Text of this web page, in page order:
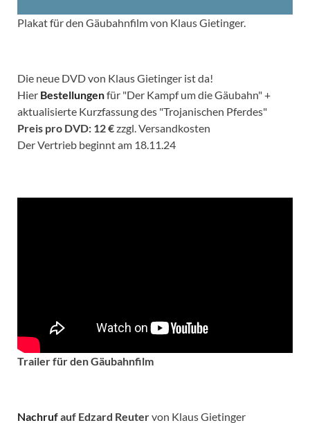
Plakat für den Gäubahnfilm von Klaus Gietinger.
Die neue DVD von Klaus Gietinger ist da!
Hier Bestellungenfür "Der Kampf um die Gäubahn" +
aktualisierte Kurzfassung des "Trojanischen Pferdes"
Preis pro DVD: 12 €zzgl. Versandkosten
Der Vertrieb beginnt am 18.11.24
Trailer für den Gäubahnfilm
Nachrufauf Edzard Reutervon Klaus Gietinger